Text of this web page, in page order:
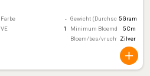
Farbe - Gewicht (Durchschnitt)
5 Gram
VE
1 Minimum Bloemdiameter
5 Cm
Bloem/bes/vruchtkleur
Zilver